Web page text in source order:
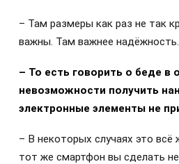
– Там размеры как раз не так
важны. Там важнее надёжность.
– То есть говорить о беде в
невозможности получить
электронные элементы не
– В некоторых случаях это всё
тот же смартфон вы сделать